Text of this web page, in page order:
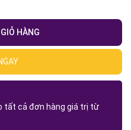
HÀNG
tất cả đơn hàng giá trị từ